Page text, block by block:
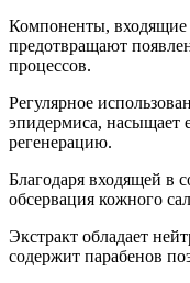
Компоненты, входящие
предотвращают
процессов.
Регулярное
эпидермиса, насыщает
регенерацию.
Благодаря входящей в
обсервация кожного
Экстракт обладает
содержит парабенов